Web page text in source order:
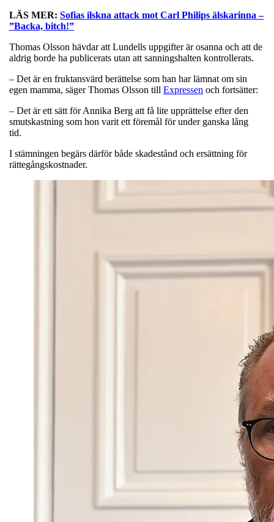
LÄS MER: Sofias ilskna attack mot Carl Philips älskarinna –
”Backa, bitch!”
Thomas Olsson hävdar att Lundells uppgifter är osanna och att de
aldrig borde ha publicerats utan att sanningshalten kontrollerats.
– Det är en fruktansvärd berättelse som han har lämnat om sin
egen mamma, säger Thomas Olsson till Expressen och fortsätter:
– Det är ett sätt för Annika Berg att få lite upprättelse efter den
smutskastning som hon varit ett föremål för under ganska lång
tid.
I stämningen begärs därför både skadestånd och ersättning för
rättegångskostnader.